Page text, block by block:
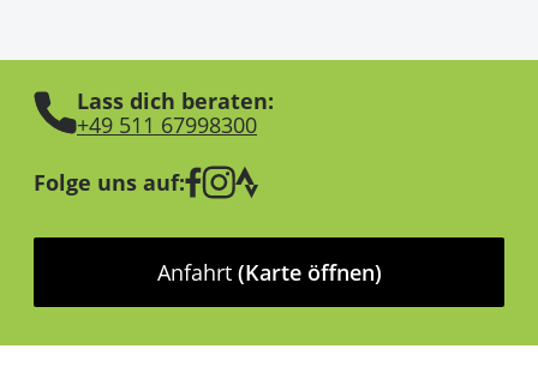
Lass dich beraten:
+49 511 67998300
Folge uns auf:
Anfahrt (Karte öffnen)